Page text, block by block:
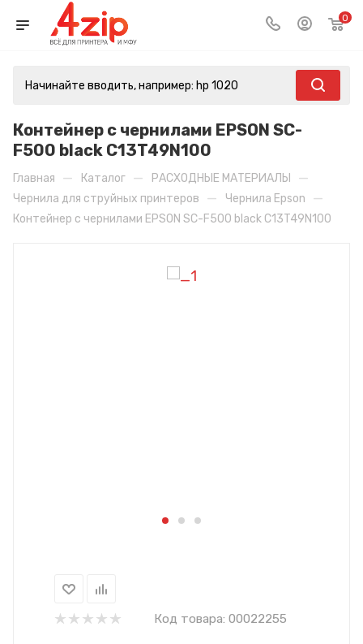
0
Контейнер с чернилами EPSON SC-
F500 black C13T49N100
Главная — Каталог — РАСХОДНЫЕ МАТЕРИАЛЫ —
Чернила для струйных принтеров — Чернила Epson —
Контейнер с чернилами EPSON SC-F500 black C13T49N100
Код товара: 00022255